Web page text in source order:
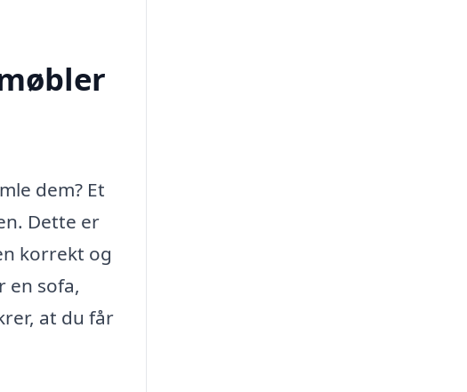
dem? Et
Dette er
korrekt og
en sofa,
at du får